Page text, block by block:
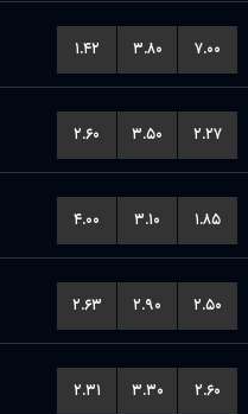
۱.۴۲ ۳.۸۰ ۷.۰۰
۲.۶۰ ۳.۵۰ ۲.۲۷
۴.۰۰ ۳.۱۰ ۱.۸۵
۲.۶۳ ۲.۹۰ ۲.۵۰
۲.۳۱ ۳.۳۰ ۲.۶۰